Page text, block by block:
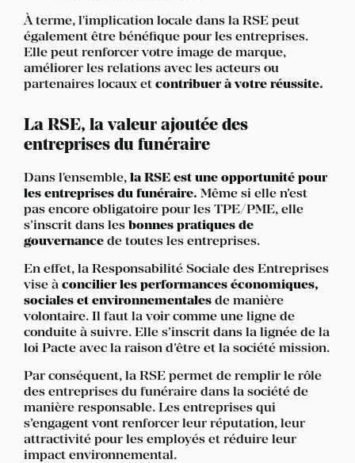
À terme, l'implication locale dans la RSE peut
également être bénéfique pour les entreprises.
Elle peut renforcer votre image de marque,
améliorer les relations avec les acteurs ou
partenaires locaux et contribuer à votre réussite.
La RSE, la valeur ajoutée des
entreprises du funéraire
Dans l'ensemble, la RSE est une opportunité pour
les entreprises du funéraire. Même si elle n’est
pas encore obligatoire pour les TPE/PME, elle
s’inscrit dans les bonnes pratiques de
gouvernance de toutes les entreprises.
En effet, la Responsabilité Sociale des Entreprises
vise à concilier les performances économiques,
sociales et environnementales de manière
volontaire. Il faut la voir comme une ligne de
conduite à suivre. Elle s’inscrit dans la lignée de la
loi Pacte avec la raison d’être et la société mission.
Par conséquent, la RSE permet de remplir le rôle
des entreprises du funéraire dans la société de
manière responsable. Les entreprises qui
s’engagent vont renforcer leur réputation, leur
attractivité pour les employés et réduire leur
impact environnemental.